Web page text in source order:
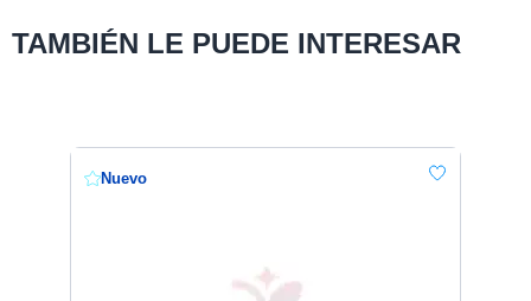
TAMBIÉN LE PUEDE INTERESAR
Nuevo